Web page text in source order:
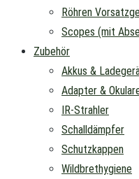
Röhren
Scopes (mit
Zubehör
Akkus &
Adapter &
IR-Strahler
Schalldämpfer
Schutzkappen
Wildbrethygiene